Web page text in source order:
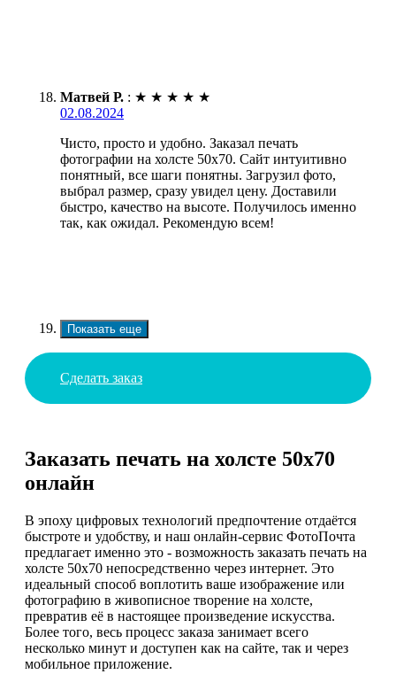
Матвей Р. : ★ ★ ★ ★ ★
02.08.2024
Чисто, просто и удобно. Заказал печать
фотографии на холсте 50х70. Сайт интуитивно
понятный, все шаги понятны. Загрузил фото,
выбрал размер, сразу увидел цену. Доставили
быстро, качество на высоте. Получилось именно
так, как ожидал. Рекомендую всем!
Показать еще
Сделать заказ
Заказать печать на холсте 50х70
онлайн
В эпоху цифровых технологий предпочтение отдаётся
быстроте и удобству, и наш онлайн-сервис ФотоПочта
предлагает именно это - возможность заказать печать на
холсте 50х70 непосредственно через интернет. Это
идеальный способ воплотить ваше изображение или
фотографию в живописное творение на холсте,
превратив её в настоящее произведение искусства.
Более того, весь процесс заказа занимает всего
несколько минут и доступен как на сайте, так и через
мобильное приложение.